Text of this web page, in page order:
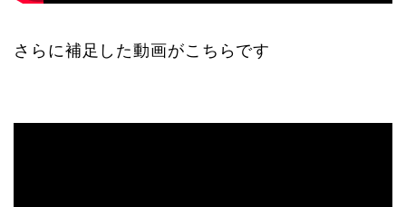
さらに補足した動画がこちらです